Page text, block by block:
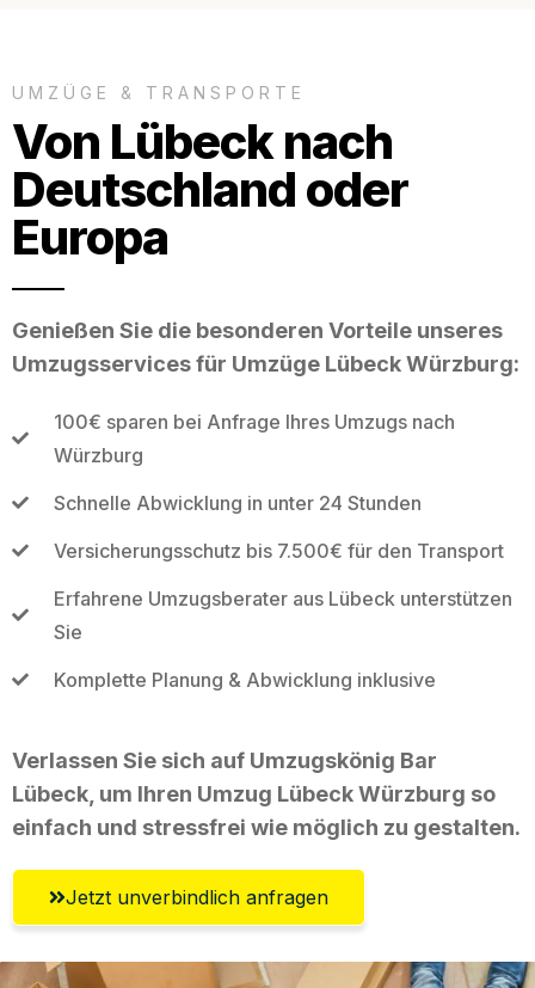
UMZÜGE & TRANSPORTE
Von Lübeck nach
Deutschland oder
Europa
Genießen Sie die besonderen Vorteile unseres
Umzugsservices für Umzüge Lübeck Würzburg:
100€ sparen bei Anfrage Ihres Umzugs nach
Würzburg
Schnelle Abwicklung in unter 24 Stunden
Versicherungsschutz bis 7.500€ für den Transport
Erfahrene Umzugsberater aus Lübeck unterstützen
Sie
Komplette Planung & Abwicklung inklusive
Verlassen Sie sich auf Umzugskönig Bar
Lübeck, um Ihren Umzug Lübeck Würzburg so
einfach und stressfrei wie möglich zu gestalten.
Jetzt unverbindlich anfragen